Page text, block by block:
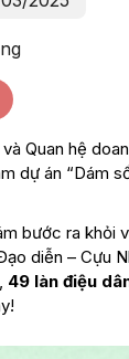
Quan hệ
dự án “Dám
bước ra khỏi
diễn – Cựu
49 làn điệu